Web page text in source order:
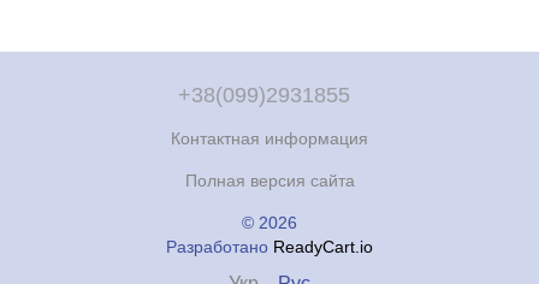
+38(099)2931855
Контактная информация
Полная версия сайта
© 2026
Разработано ReadyCart.io